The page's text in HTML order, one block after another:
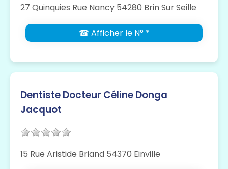
27 Quinquies Rue Nancy 54280 Brin Sur Seille
☎ Afficher le N° *
Dentiste Docteur Céline Donga
Jacquot
15 Rue Aristide Briand 54370 Einville